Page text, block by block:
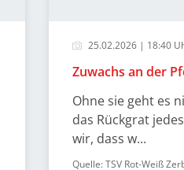
25.02.2026 | 18:40
Zuwachs an der
Ohne sie geht es
das Rückgrat
wir, dass w...
Quelle: TSV Rot-Weiß